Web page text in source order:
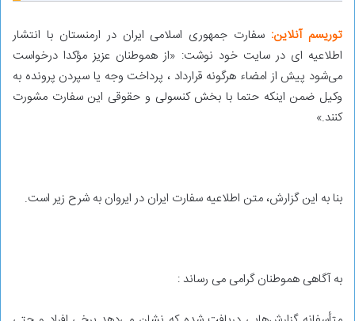
توریسم آنلاین: سفارت جمهوری اسلامی ایران در ارمنستان با انتشار
اطلاعیه ای در سایت خود نوشت: «از هموطنان عزیز مؤکدا درخواست
می‌شود پیش از امضاء هرگونه قرارداد ، پرداخت وجه یا سپردن پرونده به
وکیل ضمن اینکه حتما با بخش کنسولی و حقوقی این سفارت مشورت
کنند.»
بنا به این گزارش، متن اطلاعیه سفارت ایران در ایروان به شرح زیر است.
به آگاهی هموطنان گرامی می رساند :